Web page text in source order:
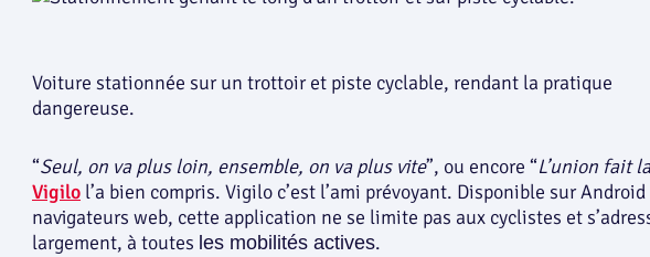
Voiture stationnée sur un trottoir et piste cyclable, rendant la pratique
dangereuse.
“Seul, on va plus loin, ensemble, on va plus vite”, ou encore “L’union fait
Vigilo l’a bien compris. Vigilo c’est l’ami prévoyant. Disponible sur
navigateurs web, cette application ne se limite pas aux cyclistes et
largement, à toutes les mobilités actives.